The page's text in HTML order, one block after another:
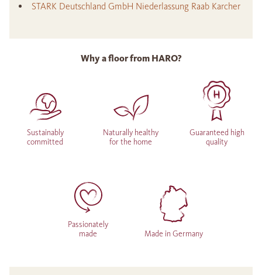
STARK Deutschland GmbH Niederlassung Raab Karcher
Why a floor from HARO?
Sustainably
committed
Naturally healthy
for the home
Guaranteed high
quality
Passionately
made
Made in Germany